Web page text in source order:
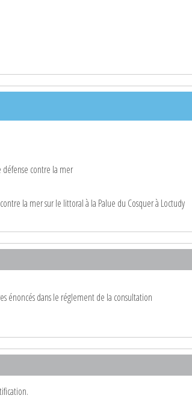
contre la mer
la mer sur le littoral à la Palue du Cosquer à Loctudy
énoncés dans le réglement de la consultation